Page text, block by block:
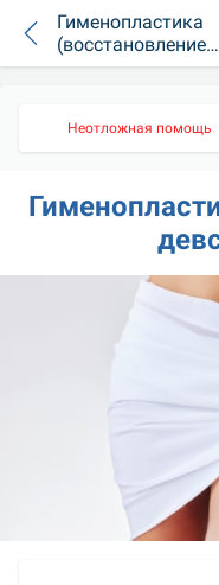
Гименопластика
(восстановление
девственности)
Неотложная помощь